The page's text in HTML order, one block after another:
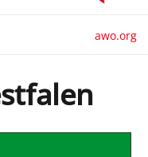
awo.org